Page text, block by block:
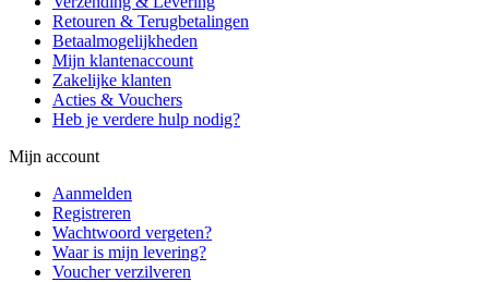
Retouren & Terugbetalingen
Betaalmogelijkheden
Mijn klantenaccount
Zakelijke klanten
Acties & Vouchers
Heb je verdere hulp nodig?
Mijn account
Aanmelden
Registreren
Wachtwoord vergeten?
Waar is mijn levering?
Voucher verzilveren